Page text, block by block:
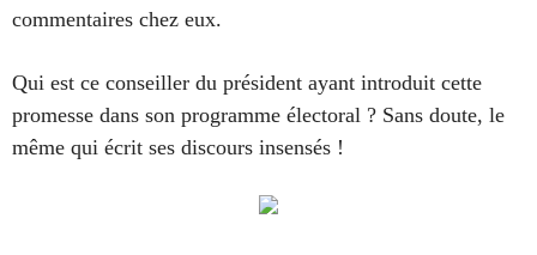
commentaires chez eux.
Qui est ce conseiller du président ayant introduit cette
promesse dans son programme électoral ? Sans doute, le
même qui écrit ses discours insensés !